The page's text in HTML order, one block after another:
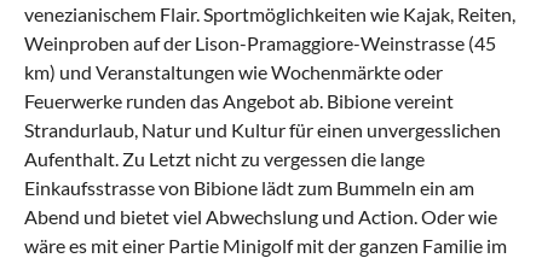
venezianischem Flair. Sportmöglichkeiten wie Kajak, Reiten,
Weinproben auf der Lison-Pramaggiore-Weinstrasse (45
km) und Veranstaltungen wie Wochenmärkte oder
Feuerwerke runden das Angebot ab. Bibione vereint
Strandurlaub, Natur und Kultur für einen unvergesslichen
Aufenthalt. Zu Letzt nicht zu vergessen die lange
Einkaufsstrasse von Bibione lädt zum Bummeln ein am
Abend und bietet viel Abwechslung und Action. Oder wie
wäre es mit einer Partie Minigolf mit der ganzen Familie im